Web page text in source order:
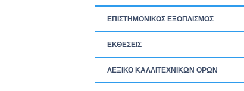
ΕΠΙΣΤΗΜΟΝΙΚΟΣ ΕΞΟΠΛΙΣΜΟΣ
ΕΚΘΕΣΕΙΣ
ΛΕΞΙΚΟ ΚΑΛΛΙΤΕΧΝΙΚΩΝ ΟΡΩΝ